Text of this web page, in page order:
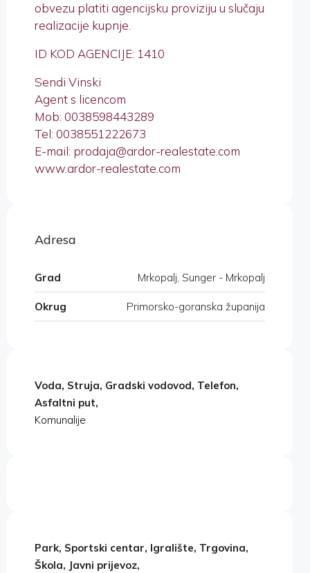
obvezu platiti agencijsku proviziju u slučaju
realizacije kupnje.
ID KOD AGENCIJE: 1410
Sendi Vinski
Agent s licencom
Mob: 0038598443289
Tel: 0038551222673
E-mail: prodaja@ardor-realestate.com
www.ardor-realestate.com
Adresa
Grad Mrkopalj, Sunger - Mrkopalj
Okrug Primorsko-goranska županija
Voda, Struja, Gradski vodovod, Telefon,
Asfaltni put,
Komunalije
Park, Sportski centar, Igralište, Trgovina,
Škola, Javni prijevoz,